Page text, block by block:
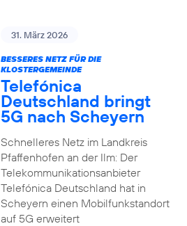
31. März 2026
BESSERES NETZ FÜR DIE
KLOSTERGEMEINDE
Telefónica
Deutschland bringt
5G nach Scheyern
Schnelleres Netz im Landkreis
Pfaffenhofen an der Ilm: Der
Telekommunikationsanbieter
Telefónica Deutschland hat in
Scheyern einen Mobilfunkstandort
auf 5G erweitert